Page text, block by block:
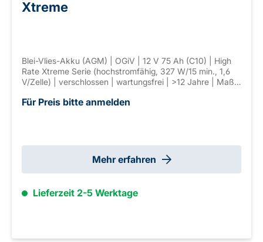
Xtreme
Blei-Vlies-Akku (AGM) | OGiV | 12 V 75 Ah (C10) | High
Rate Xtreme Serie (hochstromfähig, 327 W/15 min., 1,6
V/Zelle) | verschlossen | wartungsfrei | >12 Jahre | Maße:
Für Preis bitte anmelden
Mehr erfahren
Lieferzeit 2-5 Werktage